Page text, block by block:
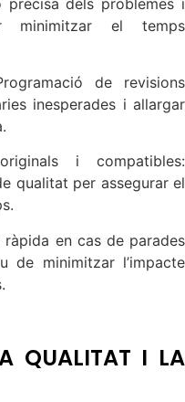
minimitzar el temps
de revisions
inesperades i allargar
i compatibles:
qualitat per assegurar el
ràpida en cas de parades
de minimitzar l’impacte
QUALITAT I LA